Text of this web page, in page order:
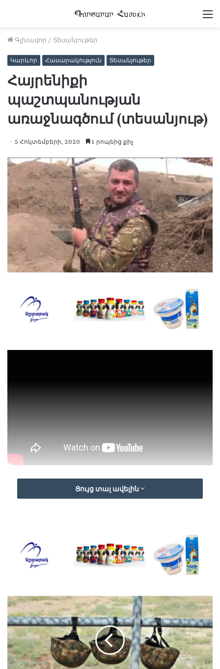
Գլխավոր / Տեսանյութեր
Կարևոր Հասարակություն Տեսանյութեր
Հայրենիքի
պաշտպանության
առաջնագծում (տեսանյութ)
5 Հոկտեմբերի, 2020 1 րոպեից քիչ
Ցույց տալ ավելին